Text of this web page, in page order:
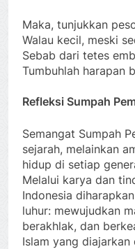
Maka, tunjukkan
Walau kecil, meski
Sebab dari tetes
Tumbuhlah harapan
Refleksi Sumpah
Semangat Sumpah
sejarah, melainkan
hidup di setiap
Melalui karya dan
Indonesia
luhur: mewujudkan
berakhlak, dan
Islam yang diajarkan